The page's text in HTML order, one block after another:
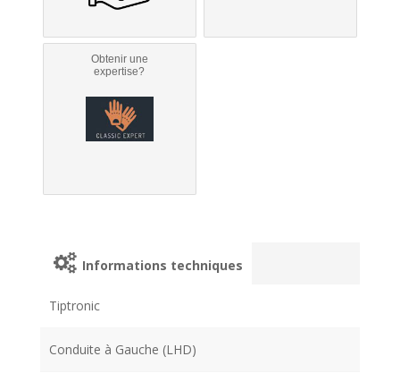
Obtenir une
expertise?
Informations techniques
Tiptronic
Conduite à Gauche (LHD)